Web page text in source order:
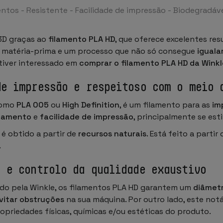
- Resistente - Facilidade de impressão -
graças ao filamento PLA HD, que oferece excelentes
prima e um processo que não só consegue
interessado em comprar o filamento PLA HD da
impressão e respeitoso com o meio
PLA 005 ou High Definition, é um filamento para as
e facilidade de impressão, principalmente se
é obtido a partir de recursos naturais. Está feito a partir
e controlo da qualidade exaustivo
pela Winkle, os filamentos PLA HD garantem um
obstruções na sua máquina. Por outro lado, este
físicas, químicas e/ou estéticas do produto.